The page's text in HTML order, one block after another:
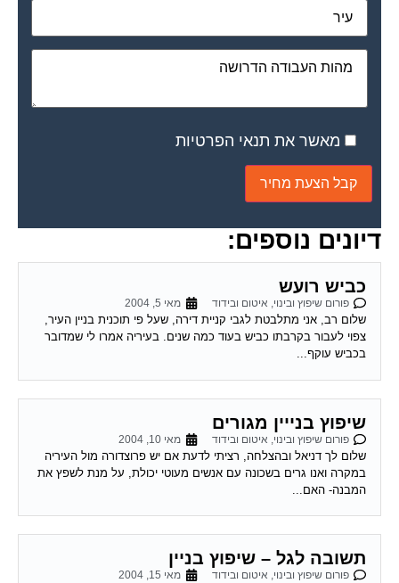
מאשר את תנאי הפרטיות
דיונים נוספים:
כביש רועש
פורום שיפוץ ובינוי, איטום ובידוד מאי 5, 2004
שלום רב, אני מתלבטת לגבי קניית דירה, שעל פי תוכנית בניין העיר,
צפוי לעבור בקרבתו כביש בעוד כמה שנים. בעיריה אמרו לי שמדובר
בכביש עוקף...
שיפוץ בנייין מגורים
פורום שיפוץ ובינוי, איטום ובידוד מאי 10, 2004
שלום לך דניאל ובהצלחה, רציתי לדעת אם יש פרוצדורה מול העיריה
במקרה ואנו גרים בשכונה עם אנשים מעוטי יכולת, על מנת לשפץ את
המבנה- האם...
תשובה לגל – שיפוץ בניין
פורום שיפוץ ובינוי, איטום ובידוד מאי 15, 2004